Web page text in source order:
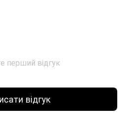
перший відгук
відгук